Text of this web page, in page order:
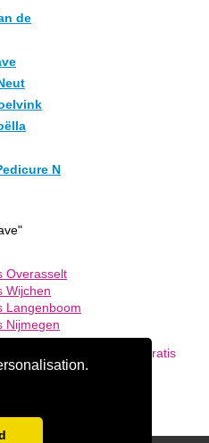
de
N
Overasselt
Wijchen
Langenboom
Nijmegen
Meld een bedrijf gratis